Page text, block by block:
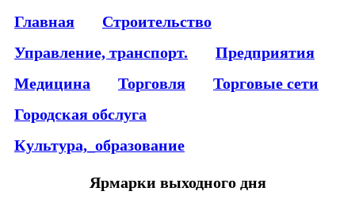
Главная
Строительство
Управление, транспорт.
Предприятия
Медицина
Торговля
Торговые сети
Городская обслуга
Культура,_образование
Ярмарки выходного дня